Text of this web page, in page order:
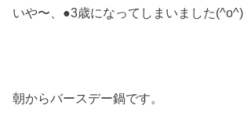
いや〜、●3歳になってしまいました(^o^)
朝からバースデー鍋です。